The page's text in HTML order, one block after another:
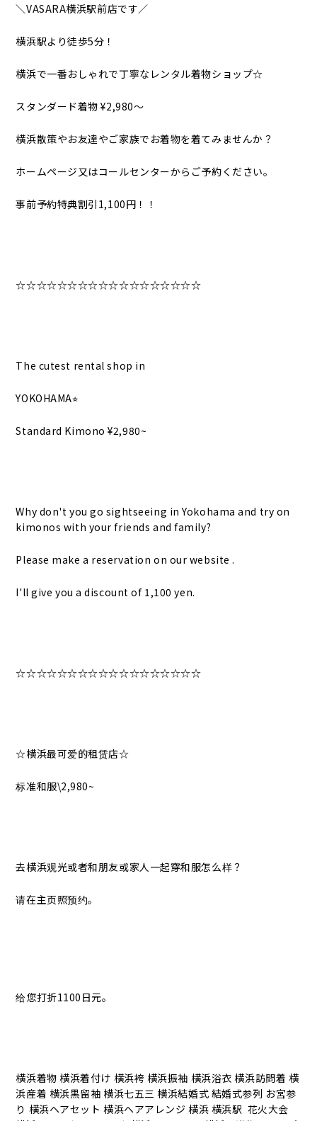
＼VASARA横浜駅前店です／
横浜駅より徒歩5分！
横浜で一番おしゃれで丁寧なレンタル着物ショップ☆
スタンダード着物 ¥2,980〜
横浜散策やお友達やご家族でお着物を着てみませんか？
ホームページ又はコールセンターからご予約ください。
事前予約特典割引1,100円！！
☆☆☆☆☆☆☆☆☆☆☆☆☆☆☆☆☆☆
The cutest rental shop in
YOKOHAMA⭐︎
Standard Kimono ¥2,980~
Why don't you go sightseeing in Yokohama and try on
kimonos with your friends and family?
Please make a reservation on our website .
I'll give you a discount of 1,100 yen.
☆☆☆☆☆☆☆☆☆☆☆☆☆☆☆☆☆☆
☆横浜最可爱的租赁店☆
标准和服\2,980~
去横浜观光或者和朋友或家人一起穿和服怎么样？
请在主页照预约。
给您打折1100日元。
横浜着物 横浜着付け 横浜袴 横浜振袖 横浜浴衣 横浜訪問着 横
浜産着 横浜黒留袖 横浜七五三 横浜結婚式 結婚式参列 お宮参
り 横浜ヘアセット 横浜ヘアアレンジ 横浜 横浜駅 花火大会